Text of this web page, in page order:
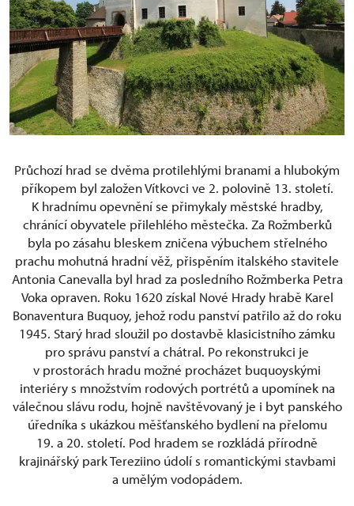
Průchozí hrad se dvěma protilehlými branami a hlubokým
příkopem byl založen Vítkovci ve 2. polovině 13. století.
K hradnímu opevnění se přimykaly městské hradby,
chránící obyvatele přilehlého městečka. Za Rožmberků
byla po zásahu bleskem zničena výbuchem střelného
prachu mohutná hradní věž, přispěním italského stavitele
Antonia Canevalla byl hrad za posledního Rožmberka Petra
Voka opraven. Roku 1620 získal Nové Hrady hrabě Karel
Bonaventura Buquoy, jehož rodu panství patřilo až do roku
1945. Starý hrad sloužil po dostavbě klasicistního zámku
pro správu panství a chátral. Po rekonstrukci je
v prostorách hradu možné procházet buquoyskými
interiéry s množstvím rodových portrétů a upomínek na
válečnou slávu rodu, hojně navštěvovaný je i byt panského
úředníka s ukázkou měšťanského bydlení na přelomu
19. a 20. století. Pod hradem se rozkládá přírodně
krajinářský park Tereziino údolí s romantickými stavbami
a umělým vodopádem.